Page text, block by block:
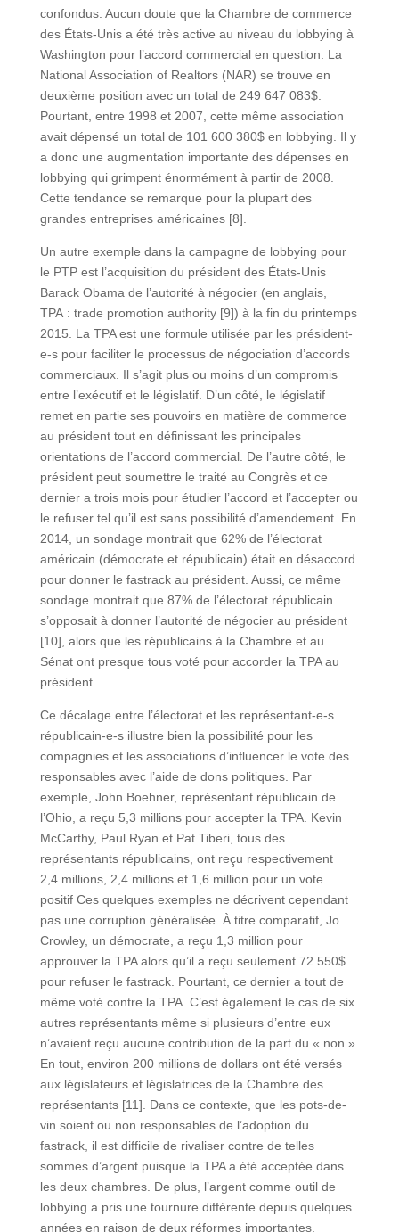
confondus. Aucun doute que la Chambre de commerce
des États-Unis a été très active au niveau du lobbying à
Washington pour l’accord commercial en question. La
National Association of Realtors (NAR) se trouve en
deuxième position avec un total de 249 647 083$.
Pourtant, entre 1998 et 2007, cette même association
avait dépensé un total de 101 600 380$ en lobbying. Il y
a donc une augmentation importante des dépenses en
lobbying qui grimpent énormément à partir de 2008.
Cette tendance se remarque pour la plupart des
grandes entreprises américaines [8].
Un autre exemple dans la campagne de lobbying pour
le PTP est l’acquisition du président des États-Unis
Barack Obama de l’autorité à négocier (en anglais,
TPA : trade promotion authority [9]) à la fin du printemps
2015. La TPA est une formule utilisée par les président-
e-s pour faciliter le processus de négociation d’accords
commerciaux. Il s’agit plus ou moins d’un compromis
entre l’exécutif et le législatif. D’un côté, le législatif
remet en partie ses pouvoirs en matière de commerce
au président tout en définissant les principales
orientations de l’accord commercial. De l’autre côté, le
président peut soumettre le traité au Congrès et ce
dernier a trois mois pour étudier l’accord et l’accepter ou
le refuser tel qu’il est sans possibilité d’amendement. En
2014, un sondage montrait que 62% de l’électorat
américain (démocrate et républicain) était en désaccord
pour donner le fastrack au président. Aussi, ce même
sondage montrait que 87% de l’électorat républicain
s’opposait à donner l’autorité de négocier au président
[10], alors que les républicains à la Chambre et au
Sénat ont presque tous voté pour accorder la TPA au
président.
Ce décalage entre l’électorat et les représentant-e-s
républicain-e-s illustre bien la possibilité pour les
compagnies et les associations d’influencer le vote des
responsables avec l’aide de dons politiques. Par
exemple, John Boehner, représentant républicain de
l’Ohio, a reçu 5,3 millions pour accepter la TPA. Kevin
McCarthy, Paul Ryan et Pat Tiberi, tous des
représentants républicains, ont reçu respectivement
2,4 millions, 2,4 millions et 1,6 million pour un vote
positif Ces quelques exemples ne décrivent cependant
pas une corruption généralisée. À titre comparatif, Jo
Crowley, un démocrate, a reçu 1,3 million pour
approuver la TPA alors qu’il a reçu seulement 72 550$
pour refuser le fastrack. Pourtant, ce dernier a tout de
même voté contre la TPA. C’est également le cas de six
autres représentants même si plusieurs d’entre eux
n’avaient reçu aucune contribution de la part du « non ».
En tout, environ 200 millions de dollars ont été versés
aux législateurs et législatrices de la Chambre des
représentants [11]. Dans ce contexte, que les pots-de-
vin soient ou non responsables de l’adoption du
fastrack, il est difficile de rivaliser contre de telles
sommes d’argent puisque la TPA a été acceptée dans
les deux chambres. De plus, l’argent comme outil de
lobbying a pris une tournure différente depuis quelques
années en raison de deux réformes importantes.